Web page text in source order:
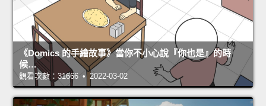
《Domics 的手繪故事》當你不小心說『你也是』的時
候…
觀看次數：31666 • 2022-03-02